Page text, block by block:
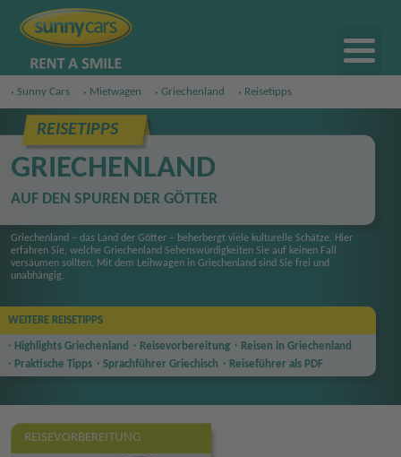
Sunny Cars Mietwagen Griechenland Reisetipps
REISETIPPS
GRIECHENLAND
AUF DEN SPUREN DER GÖTTER
Griechenland – das Land der Götter – beherbergt viele kulturelle Schätze. Hier
erfahren Sie, welche Griechenland Sehenswürdigkeiten Sie auf keinen Fall
versäumen sollten. Mit dem Leihwagen in Griechenland sind Sie frei und
unabhängig.
WEITERE REISETIPPS
Highlights Griechenland Reisevorbereitung
Reisen in Griechenland
Praktische Tipps
Sprachführer Griechisch Reiseführer als PDF
REISEVORBEREITUNG